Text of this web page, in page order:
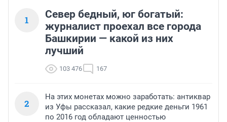
1
Север бедный, юг богатый:
журналист проехал все города
Башкирии — какой из них
лучший
103 476 167
2
На этих монетах можно заработать: антиквар
из Уфы рассказал, какие редкие деньги 1961
по 2016 год обладают ценностью